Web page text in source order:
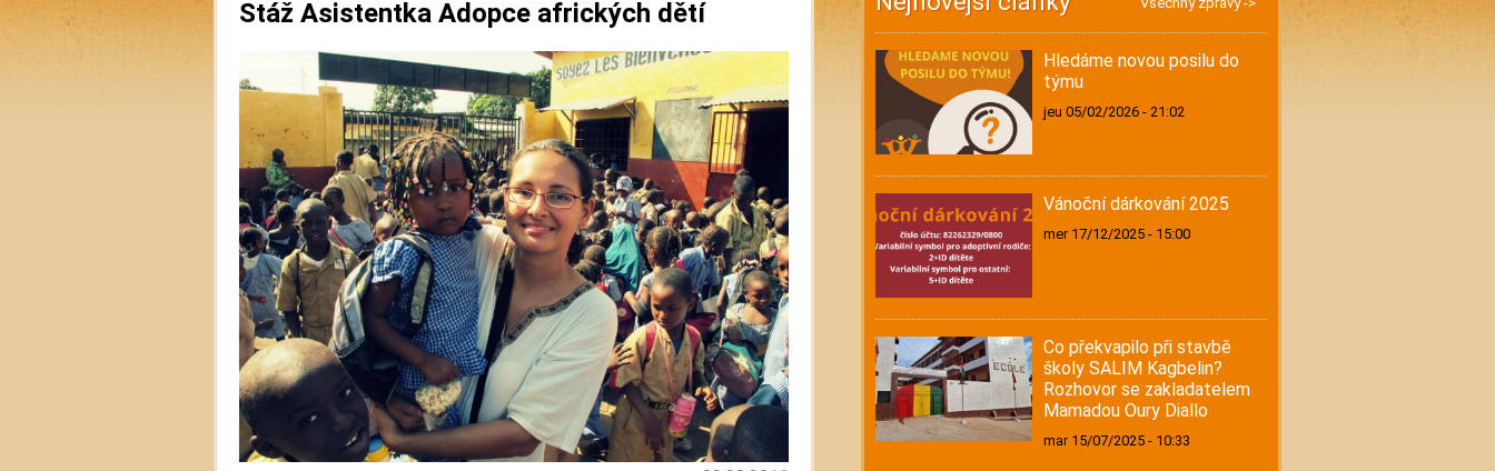
Stáž Asistentka Adopce afrických dětí
Hledáme novou posilu do
týmu
jeu 05/02/2026 - 21:02
Vánoční dárkování 2025
mer 17/12/2025 - 15:00
Co překvapilo při stavbě
školy SALIM Kagbelin?
Rozhovor se zakladatelem
Mamadou Oury Diallo
mar 15/07/2025 - 10:33